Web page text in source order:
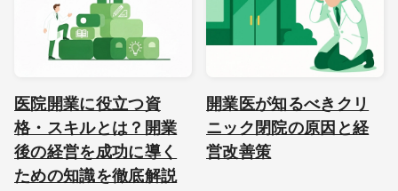
医院開業に役立つ資
格・スキルとは？開業
後の経営を成功に導く
ための知識を徹底解説
開業医が知るべきクリ
ニック閉院の原因と経
営改善策